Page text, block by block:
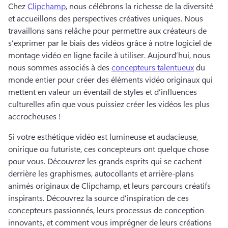
Chez Clipchamp, nous célébrons la richesse de la diversité
et accueillons des perspectives créatives uniques. Nous
travaillons sans relâche pour permettre aux créateurs de
s’exprimer par le biais des vidéos grâce à notre logiciel de
montage vidéo en ligne facile à utiliser. Aujourd’hui, nous
nous sommes associés à des concepteurs talentueux du
monde entier pour créer des éléments vidéo originaux qui
mettent en valeur un éventail de styles et d’influences
culturelles afin que vous puissiez créer les vidéos les plus
accrocheuses !
Si votre esthétique vidéo est lumineuse et audacieuse,
onirique ou futuriste, ces concepteurs ont quelque chose
pour vous. Découvrez les grands esprits qui se cachent
derrière les graphismes, autocollants et arrière-plans
animés originaux de Clipchamp, et leurs parcours créatifs
inspirants. Découvrez la source d’inspiration de ces
concepteurs passionnés, leurs processus de conception
innovants, et comment vous imprégner de leurs créations